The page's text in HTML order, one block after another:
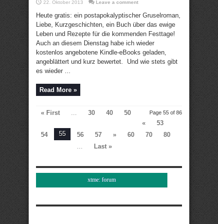
22. Oktober 2013 Leave a comment
Heute gratis: ein postapokalyptischer Gruselroman,
Liebe, Kurzgeschichten, ein Buch über das ewige
Leben und Rezepte für die kommenden Festtage!
Auch an diesem Dienstag habe ich wieder
kostenlos angebotene Kindle-eBooks geladen,
angeblättert und kurz bewertet. Und wie stets gibt
es wieder ...
Read More »
Page 55 of 86
« First ... 30 40
50
«
53
54
55 56 57 » 60 70
80
...
Last »
xtme: forum